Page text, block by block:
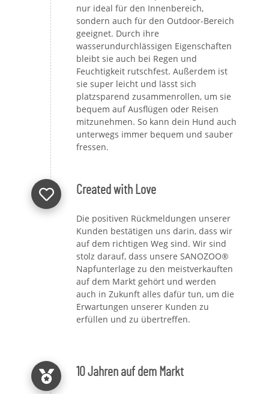
nur ideal für den Innenbereich,
sondern auch für den Outdoor-Bereich
geeignet. Durch ihre
wasserundurchlässigen Eigenschaften
bleibt sie auch bei Regen und
Feuchtigkeit rutschfest. Außerdem ist
sie super leicht und lässt sich
platzsparend zusammenrollen, um sie
bequem auf Ausflügen oder Reisen
mitzunehmen. So kann dein Hund auch
unterwegs immer bequem und sauber
fressen.
Created with Love
Die positiven Rückmeldungen unserer
Kunden bestätigen uns darin, dass wir
auf dem richtigen Weg sind. Wir sind
stolz darauf, dass unsere SANOZOO®
Napfunterlage zu den meistverkauften
auf dem Markt gehört und werden
auch in Zukunft alles dafür tun, um die
Erwartungen unserer Kunden zu
erfüllen und zu übertreffen.
10 Jahren auf dem Markt